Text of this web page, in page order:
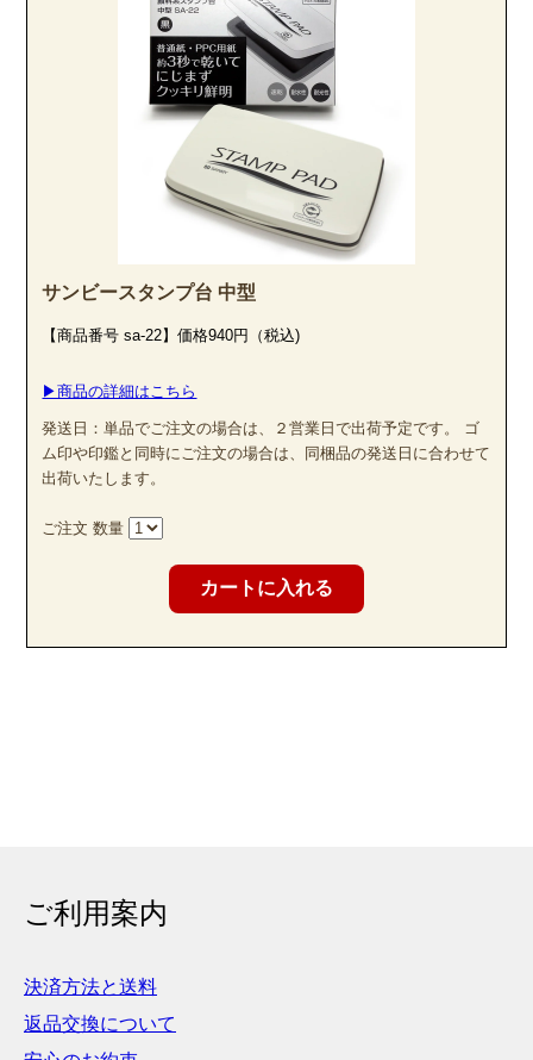
サンビースタンプ台 中型
【商品番号 sa-22】価格940円（税込)
▶商品の詳細はこちら
発送日：単品でご注文の場合は、２営業日で出荷予定です。 ゴ
ム印や印鑑と同時にご注文の場合は、同梱品の発送日に合わせて
出荷いたします。
ご注文 数量
ご利用案内
決済方法と送料
返品交換について